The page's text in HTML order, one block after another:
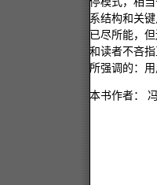
系结构和关
已尽所能，
和读者不吝
所强调的：
本书作者：